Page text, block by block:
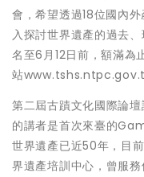
會，希望透過18位國內
入探討世界遺產的過去
名至6月12日前，額滿為
站
第二屆古蹟文化國際論
的講者是首次來臺的
世界遺產已近50年，目
界遺產培訓中心，曾服